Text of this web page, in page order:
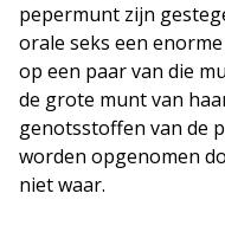
pepermunt zijn
orale seks een
op een paar van die
de grote munt van
genotsstoffen van de
worden opgenomen
niet waar.